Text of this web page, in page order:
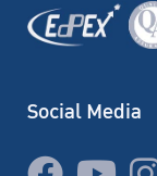
Social Media